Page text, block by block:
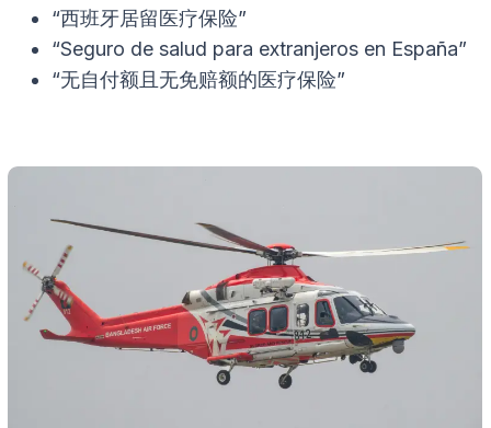
“西班牙居留医疗保险”
“Seguro de salud para extranjeros en España”
“无自付额且无免赔额的医疗保险”